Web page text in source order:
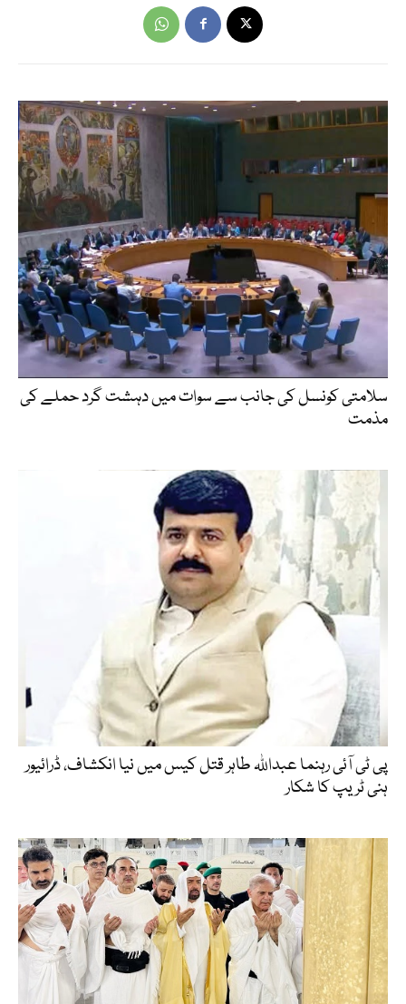
سلامتی کونسل کی جانب سے سوات میں دہشت گرد حملے کی
مذمت
پی ٹی آئی رہنما عبداللہ طاہر قتل کیس میں نیا انکشاف، ڈرائیور
ہنی ٹریپ کا شکار